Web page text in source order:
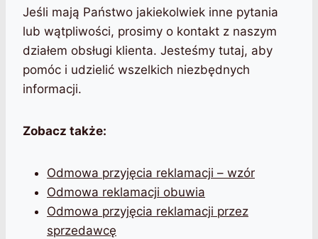
Jeśli mają Państwo jakiekolwiek inne pytania
lub wątpliwości, prosimy o kontakt z naszym
działem obsługi klienta. Jesteśmy tutaj, aby
pomóc i udzielić wszelkich niezbędnych
informacji.
Zobacz także:
Odmowa przyjęcia reklamacji – wzór
Odmowa reklamacji obuwia
Odmowa przyjęcia reklamacji przez
sprzedawcę